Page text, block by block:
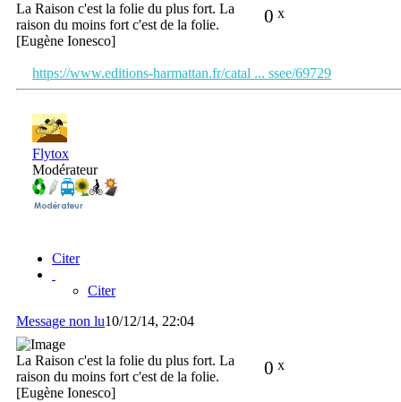
0 x
La Raison c'est la folie du plus fort. La
raison du moins fort c'est de la folie.
[Eugène Ionesco]
https://www.editions-harmattan.fr/catal ... ssee/69729
Flytox
Modérateur
Citer
Citer
Message non lu10/12/14, 22:04
0 x
La Raison c'est la folie du plus fort. La
raison du moins fort c'est de la folie.
[Eugène Ionesco]